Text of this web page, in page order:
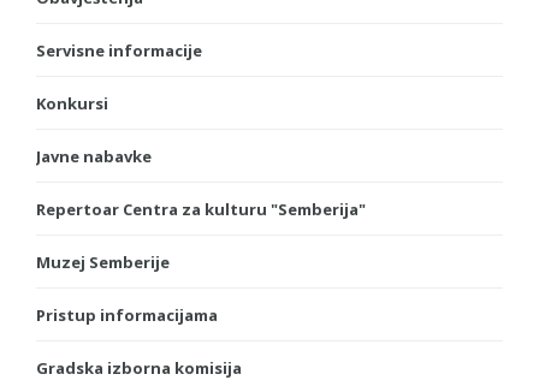
Servisne informacije
Konkursi
Javne nabavke
Repertoar Centra za kulturu "Semberija"
Muzej Semberije
Pristup informacijama
Gradska izborna komisija